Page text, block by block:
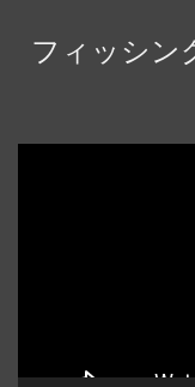
フィッシン